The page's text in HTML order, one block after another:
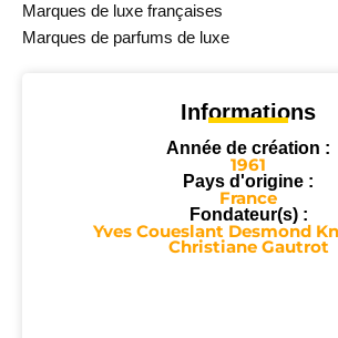
Marques de luxe françaises
Marques de parfums de luxe
Informations
Année de création :
1961
Pays d'origine :
France
Fondateur(s) :
Yves Coueslant Desmond
Christiane Gautrot